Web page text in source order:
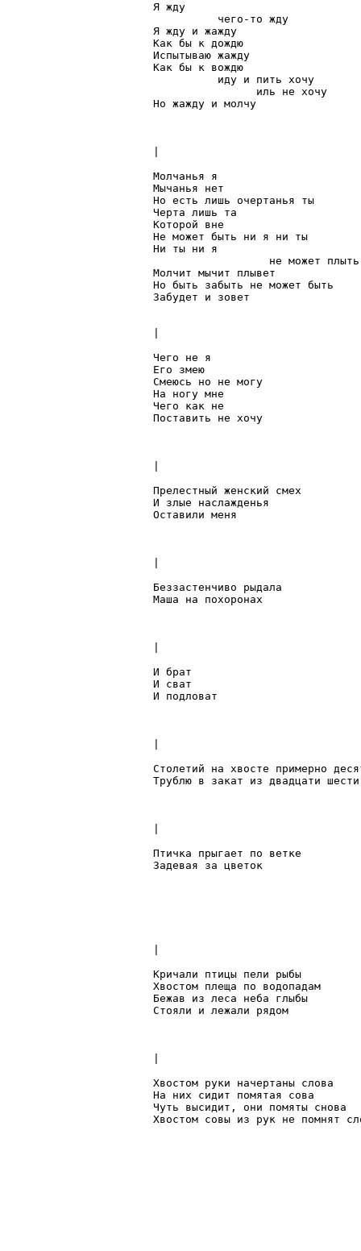
Я жду
          чего-то жду
Я жду и жажду
Как бы к дождю
Испытываю жажду
Как бы к вождю
          иду и пить хочу
                иль не хочу
Но жажду и молчу
Молчанья я
Мычанья нет
Но есть лишь очертанья ты
Черта лишь та
Которой вне
Не может быть ни я ни ты
Ни ты ни я
                  не может плыть
Молчит мычит плывет
Но быть забыть не может быть
Забудет и зовет
Чего не я
Его змею
Смеюсь но не могу
На ногу мне
Чего как не
Поставить не хочу
Прелестный женский смех
И злые наслажденья
Оставили меня
Беззастенчиво рыдала
Маша на похоронах
И брат
И сват
И подловат
Столетий на хвосте примерно
Трублю в закат из двадцати шести
Птичка прыгает по ветке
Задевая за цветок
Кричали птицы пели рыбы
Хвостом плеща по водопадам
Бежав из леса неба глыбы
Стояли и лежали рядом
Хвостом руки начертаны слова
На них сидит помятая сова
Чуть высидит, они помяты снова
Хвостом совы из рук не помнят